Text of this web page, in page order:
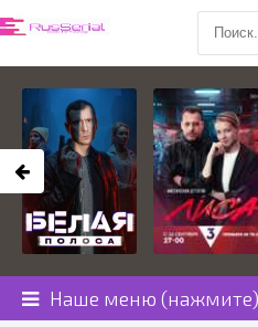
Наше меню (нажмите)